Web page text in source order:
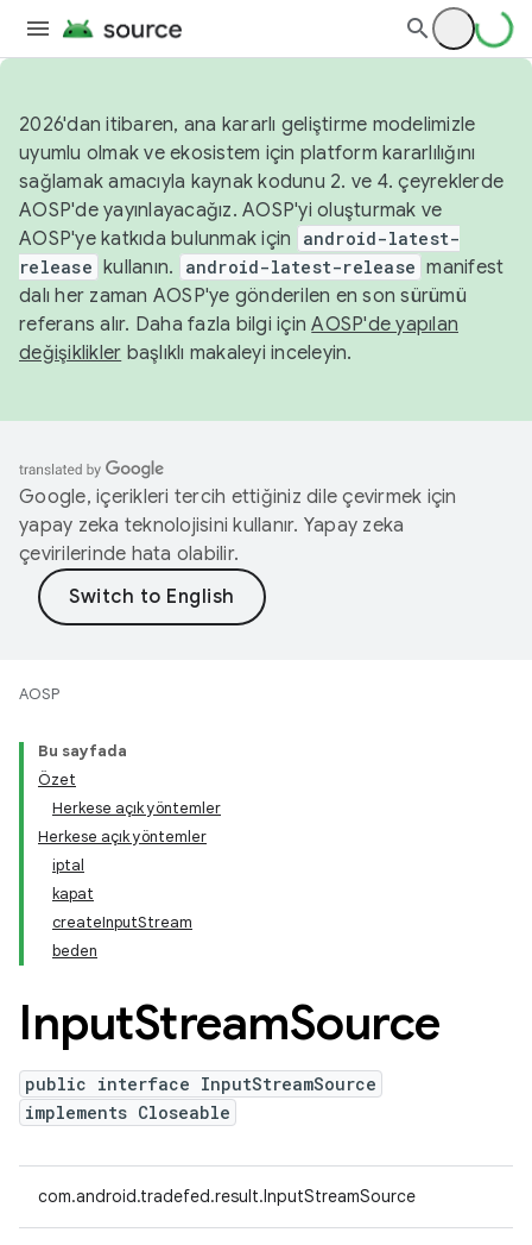
2026'dan itibaren, ana kararlı geliştirme modelimizle
uyumlu olmak ve ekosistem için platform kararlılığını
sağlamak amacıyla kaynak kodunu 2. ve 4. çeyreklerde
AOSP'de yayınlayacağız. AOSP'yi oluşturmak ve
AOSP'ye katkıda bulunmak için
android-latest-
release kullanın. android-latest-release manifest
dalı her zaman AOSP'ye gönderilen en son sürümü
referans alır. Daha fazla bilgi içinAOSP'de yapılan
değişiklikler başlıklı makaleyi inceleyin.
Google, içerikleri tercih ettiğiniz dile çevirmek için
yapay zeka teknolojisini kullanır. Yapay zeka
çevirilerinde hata olabilir.
AOSP
Bu sayfada
Özet
Herkese açık yöntemler
Herkese açık yöntemler
iptal
kapat
createInputStream
beden
InputStreamSource
public interface InputStreamSource
implements Closeable
com.android.tradefed.result.InputStreamSource